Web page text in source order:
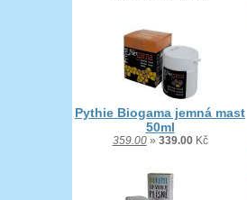
Pythie Biogama jemná mast
50ml
359.00» 339.00Kč